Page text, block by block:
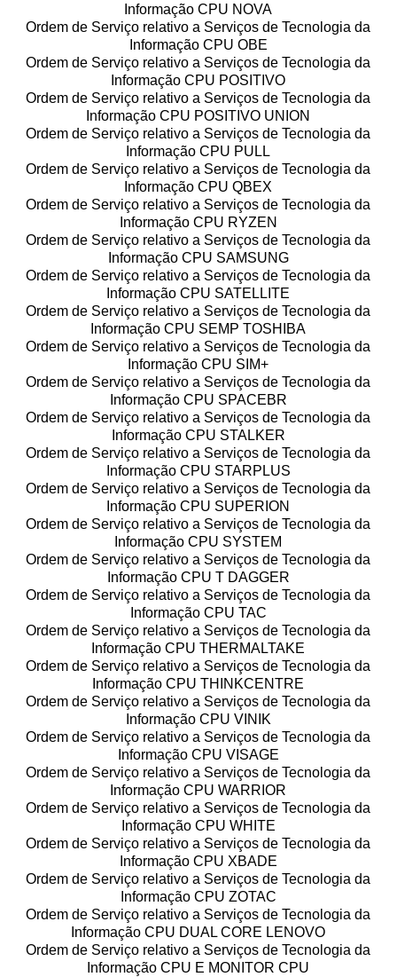
Informação CPU NOVA
Ordem de Serviço relativo a Serviços de Tecnologia da
Informação CPU OBE
Ordem de Serviço relativo a Serviços de Tecnologia da
Informação CPU POSITIVO
Ordem de Serviço relativo a Serviços de Tecnologia da
Informação CPU POSITIVO UNION
Ordem de Serviço relativo a Serviços de Tecnologia da
Informação CPU PULL
Ordem de Serviço relativo a Serviços de Tecnologia da
Informação CPU QBEX
Ordem de Serviço relativo a Serviços de Tecnologia da
Informação CPU RYZEN
Ordem de Serviço relativo a Serviços de Tecnologia da
Informação CPU SAMSUNG
Ordem de Serviço relativo a Serviços de Tecnologia da
Informação CPU SATELLITE
Ordem de Serviço relativo a Serviços de Tecnologia da
Informação CPU SEMP TOSHIBA
Ordem de Serviço relativo a Serviços de Tecnologia da
Informação CPU SIM+
Ordem de Serviço relativo a Serviços de Tecnologia da
Informação CPU SPACEBR
Ordem de Serviço relativo a Serviços de Tecnologia da
Informação CPU STALKER
Ordem de Serviço relativo a Serviços de Tecnologia da
Informação CPU STARPLUS
Ordem de Serviço relativo a Serviços de Tecnologia da
Informação CPU SUPERION
Ordem de Serviço relativo a Serviços de Tecnologia da
Informação CPU SYSTEM
Ordem de Serviço relativo a Serviços de Tecnologia da
Informação CPU T DAGGER
Ordem de Serviço relativo a Serviços de Tecnologia da
Informação CPU TAC
Ordem de Serviço relativo a Serviços de Tecnologia da
Informação CPU THERMALTAKE
Ordem de Serviço relativo a Serviços de Tecnologia da
Informação CPU THINKCENTRE
Ordem de Serviço relativo a Serviços de Tecnologia da
Informação CPU VINIK
Ordem de Serviço relativo a Serviços de Tecnologia da
Informação CPU VISAGE
Ordem de Serviço relativo a Serviços de Tecnologia da
Informação CPU WARRIOR
Ordem de Serviço relativo a Serviços de Tecnologia da
Informação CPU WHITE
Ordem de Serviço relativo a Serviços de Tecnologia da
Informação CPU XBADE
Ordem de Serviço relativo a Serviços de Tecnologia da
Informação CPU ZOTAC
Ordem de Serviço relativo a Serviços de Tecnologia da
Informação CPU DUAL CORE LENOVO
Ordem de Serviço relativo a Serviços de Tecnologia da
Informação CPU E MONITOR CPU